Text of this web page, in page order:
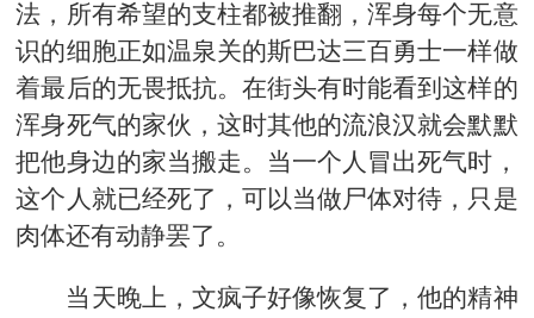
法，所有希望的支柱都被推翻，浑身每个无意
识的细胞正如温泉关的斯巴达三百勇士一样做
着最后的无畏抵抗。在街头有时能看到这样的
浑身死气的家伙，这时其他的流浪汉就会默默
把他身边的家当搬走。当一个人冒出死气时，
这个人就已经死了，可以当做尸体对待，只是
肉体还有动静罢了。
当天晚上，文疯子好像恢复了，他的精神